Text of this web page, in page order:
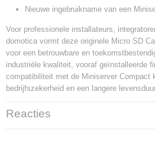
Nieuwe ingebruikname van een
Voor professionele installateurs,
domotica vormt deze originele Micro SD
voor een betrouwbare en
industriële kwaliteit, vooraf geïnstalleerde
compatibiliteit met de Miniserver Compact
bedrijfszekerheid en een langere
Reacties